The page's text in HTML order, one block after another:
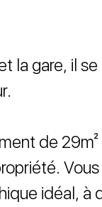
la gare, il
de 29m²
Vous
idéal, à